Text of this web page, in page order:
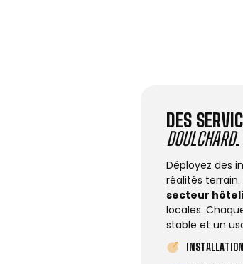
DES
DOULCHARD.
Déployez des
réalités terrain.
secteur
locales.
stable et un